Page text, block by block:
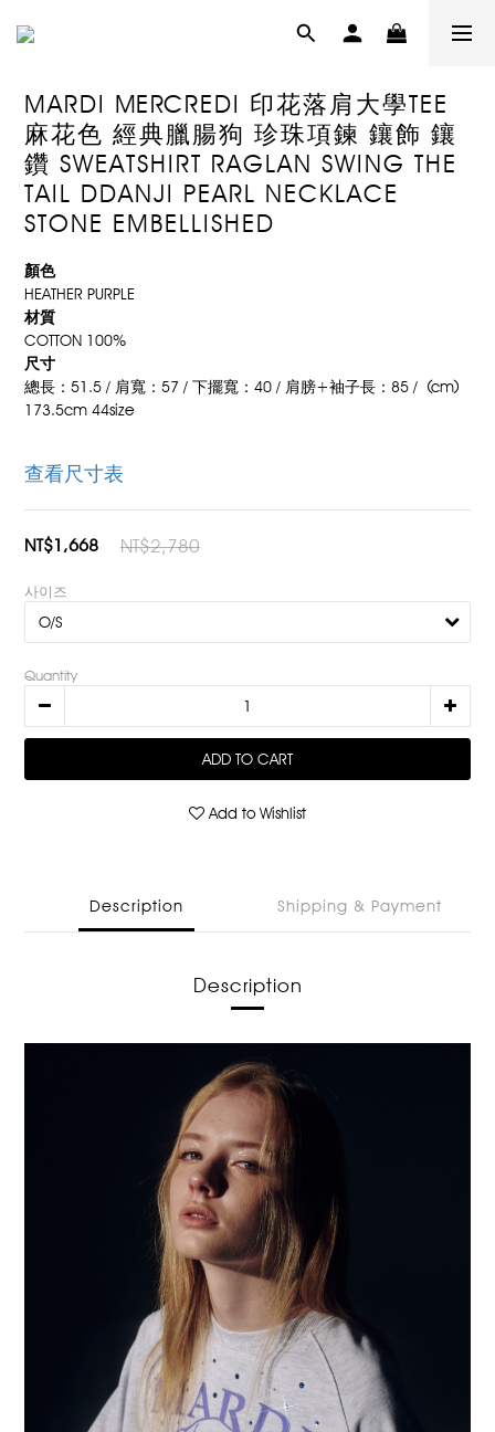
MARDI MERCREDI 印花落肩大學TEE
麻花色 經典臘腸狗 珍珠項鍊 鑲飾 鑲
鑽 SWEATSHIRT RAGLAN SWING THE
TAIL DDANJI PEARL NECKLACE
STONE EMBELLISHED
顏色
HEATHER PURPLE
材質
COTTON 100%
尺寸
總長：51.5 / 肩寬：57 / 下擺寬：40 / 肩膀+袖子長：85 /  (cm)
173.5cm 44size
查看尺寸表
NT$1,668 NT$2,780
사이즈
Quantity
ADD TO CART
Add to Wishlist
Description Shipping & Payment
Description